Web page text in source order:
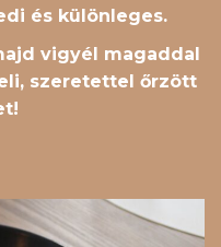
és különleges.
vigyél magaddal
szeretettel őrzött